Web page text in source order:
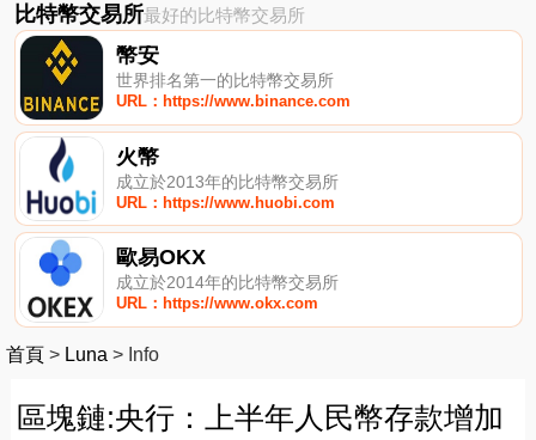
比特幣交易所最好的比特幣交易所
幣安
世界排名第一的比特幣交易所
URL：https://www.binance.com
火幣
成立於2013年的比特幣交易所
URL：https://www.huobi.com
歐易OKX
成立於2014年的比特幣交易所
URL：https://www.okx.com
首頁 > Luna > Info
區塊鏈:央行：上半年人民幣存款增加